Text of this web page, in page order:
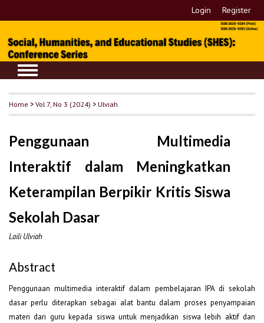
Login Register
Home >Vol 7, No 3 (2024) >Ulviah
Penggunaan Multimedia
Interaktif dalam Meningkatkan
Keterampilan Berpikir Kritis Siswa
Sekolah Dasar
Laili Ulviah
Abstract
Penggunaan multimedia interaktif dalam pembelajaran IPA di sekolah
dasar perlu diterapkan sebagai alat bantu dalam proses penyampaian
materi dari guru kepada siswa untuk menjadikan siswa lebih aktif dan